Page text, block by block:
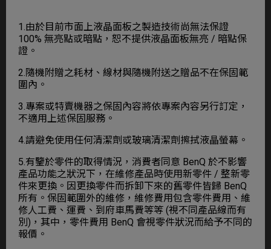
1.由於目前市面上液晶面板之製造技術尚無法保證
100% 無亮點或暗點，恕不提供液晶面板無亮 / 暗點保
證。
2.隨機附贈之耗材、線材與隨機附送之贈品不在保固範
圍內。
3.專案或特賣機器之保固內容將依專案內容另行訂定，
不適用上述保固服務。
4.請避免使用任何清潔劑或玻璃清潔劑擦拭液晶螢幕。
5.有鑒於零件的取得情況，消費者同意 BenQ 於不影響
產品功能之狀況下，在維修產品時使用新零件 / 整新零
件來更換。因更換零件而拆卸下來的舊零件皆歸 BenQ
所有。保固範圍外的維修，維修費用包含零件費用、維
修人工費、運費、到府車馬費等等 (視不同產品線而有
別)，其中，零件費用 BenQ 會視零件狀況而給予不同的
報價。